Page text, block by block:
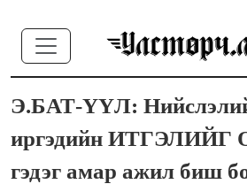
Э.БАТ-ҮҮЛ:
иргэдийн
гэдэг амар ажил биш